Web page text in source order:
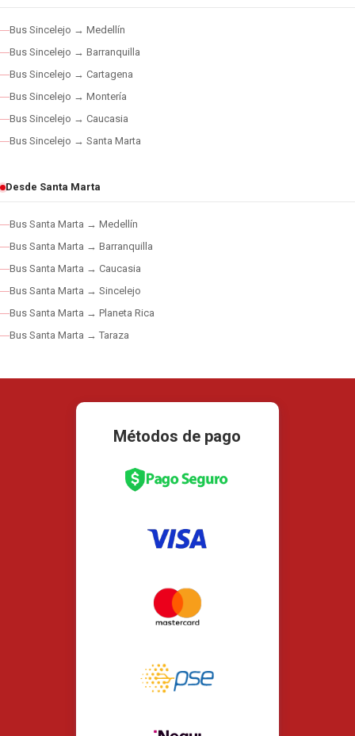
Bus Sincelejo → Medellín
Bus Sincelejo → Barranquilla
Bus Sincelejo → Cartagena
Bus Sincelejo → Montería
Bus Sincelejo → Caucasia
Bus Sincelejo → Santa Marta
Desde Santa Marta
Bus Santa Marta → Medellín
Bus Santa Marta → Barranquilla
Bus Santa Marta → Caucasia
Bus Santa Marta → Sincelejo
Bus Santa Marta → Planeta Rica
Bus Santa Marta → Taraza
Métodos de pago